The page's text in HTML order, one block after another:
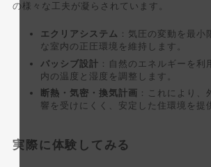
の様々な工夫が凝らされています。
エクリアシステム ：気圧の変動を最小
な室内の正圧環境を維持します。
パッシブ設計 ：自然のエネルギーを利
内の温度と湿度を調整します。
断熱・気密・換気計画 ：これにより、
響を受けにくく、安定した住環境を提
実際に体験してみる